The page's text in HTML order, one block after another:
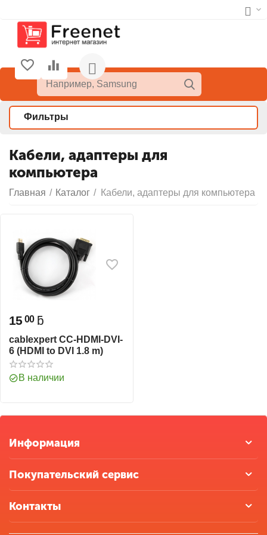
Фильтры
Кабели, адаптеры для
компьютера
Главная / Каталог / Кабели, адаптеры для компьютера
15 00 ƃ
cablexpert CC-HDMI-DVI-
6 (HDMI to DVI 1.8 m)
В наличии
Информация
Покупательский сервис
Контакты